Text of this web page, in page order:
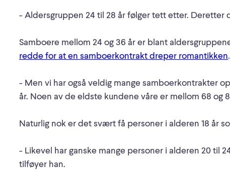
- Aldersgruppen 24 til 28 år følger tett etter. Deretter
Samboere mellom 24 og 36 år er blant
redde for at en samboerkontrakt dreper romantikken.
- Men vi har også veldig mange samboerkontrakter
år. Noen av de eldste kundene våre er mellom 68 og
Naturlig nok er det svært få personer i alderen 18 år
- Likevel har ganske mange personer i alderen 20 til
tilføyer han.